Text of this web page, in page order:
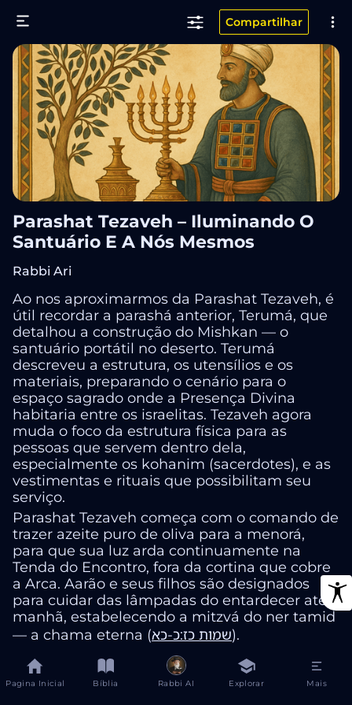
Compartilhar
Parashat Tezaveh – Iluminando O
Santuário E A Nós Mesmos
Rabbi Ari
Ao nos aproximarmos da Parashat Tezaveh, é
útil recordar a parashá anterior, Terumá, que
detalhou a construção do Mishkan — o
santuário portátil no deserto. Terumá
descreveu a estrutura, os utensílios e os
materiais, preparando o cenário para o
espaço sagrado onde a Presença Divina
habitaria entre os israelitas. Tezaveh agora
muda o foco da estrutura física para as
pessoas que servem dentro dela,
especialmente os kohanim (sacerdotes), e as
vestimentas e rituais que possibilitam seu
serviço.
Parashat Tezaveh começa com o comando de
trazer azeite puro de oliva para a menorá,
para que sua luz arda continuamente na
Tenda do Encontro, fora da cortina que cobre
a Arca. Aarão e seus filhos são designados
para cuidar das lâmpadas do entardecer até a
manhã, estabelecendo a mitzvá do ner tamid
— a chama eterna (שמות כז:כ-כא).
A parashá então detalha as vestimentas
especiais para Aarão e seus filhos, que
servirão como kohanim. Estas incluem o
Pagina Inicial Bíblia Rabbi AI Explorar Mais